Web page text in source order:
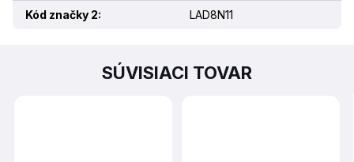
Kód značky 2: LAD8N11
SÚVISIACI TOVAR